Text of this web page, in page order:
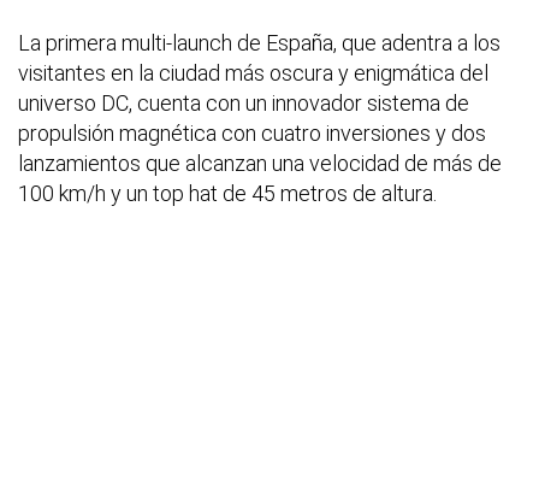
La primera multi-launch de España, que adentra a los
visitantes en la ciudad más oscura y enigmática del
universo DC, cuenta con un innovador sistema de
propulsión magnética con cuatro inversiones y dos
lanzamientos que alcanzan una velocidad de más de
100 km/h y un top hat de 45 metros de altura.